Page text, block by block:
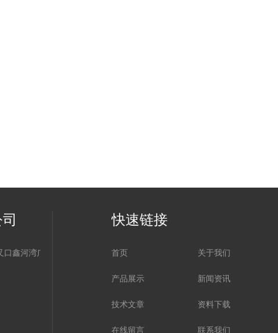
鑫河湾广场
快速链接
首页 关于我们
产品展示 新闻资讯
技术文章 资料下载
在线留言 联系我们